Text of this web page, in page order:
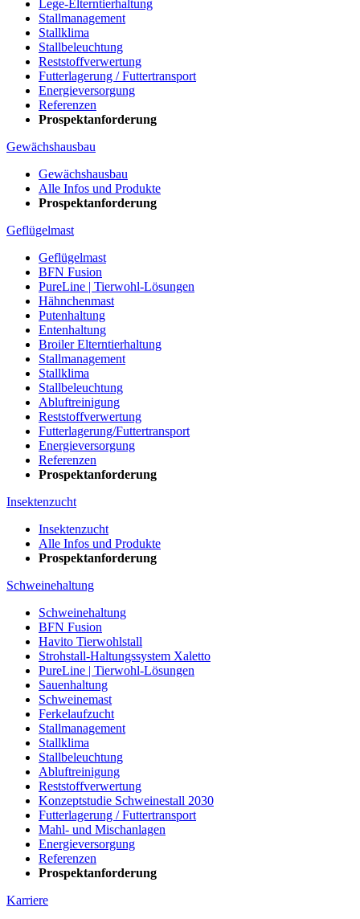
Lege-Elterntierhaltung
Stallmanagement
Stallklima
Stallbeleuchtung
Reststoffverwertung
Futterlagerung / Futtertransport
Energieversorgung
Referenzen
Prospektanforderung
Gewächshausbau
Gewächshausbau
Alle Infos und Produkte
Prospektanforderung
Geflügelmast
Geflügelmast
BFN Fusion
PureLine | Tierwohl-Lösungen
Hähnchenmast
Putenhaltung
Entenhaltung
Broiler Elterntierhaltung
Stallmanagement
Stallklima
Stallbeleuchtung
Abluftreinigung
Reststoffverwertung
Futterlagerung/Futtertransport
Energieversorgung
Referenzen
Prospektanforderung
Insektenzucht
Insektenzucht
Alle Infos und Produkte
Prospektanforderung
Schweinehaltung
Schweinehaltung
BFN Fusion
Havito Tierwohlstall
Strohstall-Haltungssystem Xaletto
PureLine | Tierwohl-Lösungen
Sauenhaltung
Schweinemast
Ferkelaufzucht
Stallmanagement
Stallklima
Stallbeleuchtung
Abluftreinigung
Reststoffverwertung
Konzeptstudie Schweinestall 2030
Futterlagerung / Futtertransport
Mahl- und Mischanlagen
Energieversorgung
Referenzen
Prospektanforderung
Karriere